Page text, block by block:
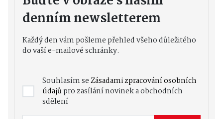
denním newsletterem
Každý den vám pošleme přehled všeho důležitého
do vaší e-mailové schránky.
Souhlasím seZásadami zpracování osobních
údajůpro zasílání novinek a obchodních
sdělení